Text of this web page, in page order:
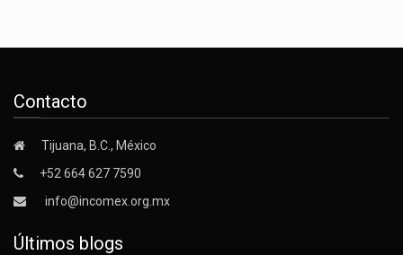
Contacto
Tijuana, B.C., México
+52 664 627 7590
info@incomex.org.mx
Últimos blogs